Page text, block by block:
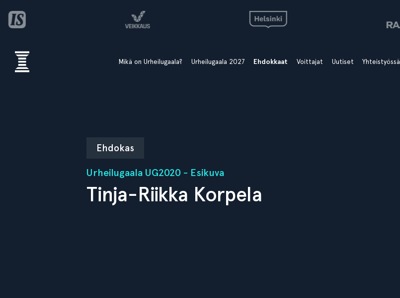
Mikä on Urheilugaala? Urheilugaala 2027 Ehdokkaat Voittajat Uutiset Yhteistyössä
Ehdokas
Urheilugaala UG2020 - Esikuva
Tinja-Riikka Korpela